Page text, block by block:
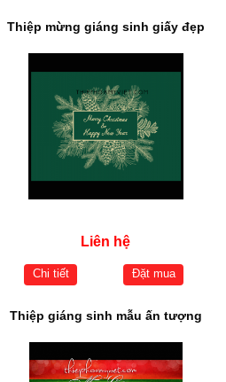
Thiệp mừng giáng sinh giấy đẹp
Liên hệ
Chi tiết Đặt mua
Thiệp giáng sinh mẫu ấn tượng